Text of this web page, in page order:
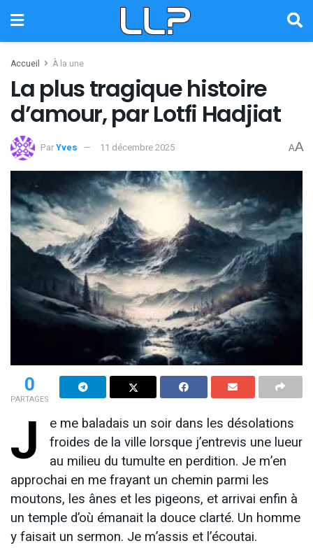
Accueil À la une
La plus tragique histoire
d’amour, par Lotfi Hadjiat
ParYves 11 décembre 2025 AA
0
PARTAGES
J
e me baladais un soir dans les désolations
froides de la ville lorsque j’entrevis une lueur
au milieu du tumulte en perdition. Je m’en
approchai en me frayant un chemin parmi les
moutons, les ânes et les pigeons, et arrivai enfin à
un temple d’où émanait la douce clarté. Un homme
y faisait un sermon. Je m’assis et l’écoutai.